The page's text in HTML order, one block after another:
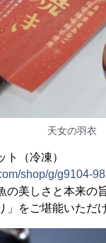
天女の羽衣
ト（冷凍）
shop/g/g9104-
美しさと本来の
をご堪能いただ